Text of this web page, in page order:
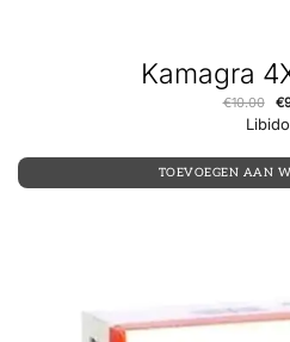
Kamagra
€10.00 €
Libido
TOEVOEGEN AAN